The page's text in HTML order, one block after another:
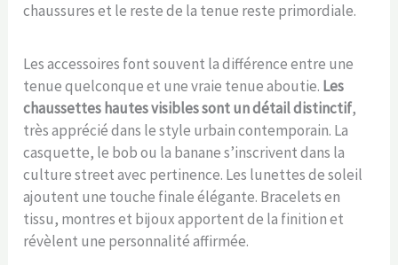
chaussures et le reste de la tenue reste primordiale.
Les accessoires font souvent la différence entre une
tenue quelconque et une vraie tenue aboutie. Les
chaussettes hautes visibles sont un détail distinctif,
très apprécié dans le style urbain contemporain. La
casquette, le bob ou la banane s’inscrivent dans la
culture street avec pertinence. Les lunettes de soleil
ajoutent une touche finale élégante. Bracelets en
tissu, montres et bijoux apportent de la finition et
révèlent une personnalité affirmée.